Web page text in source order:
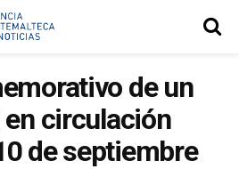
de un
circulación
de septiembre